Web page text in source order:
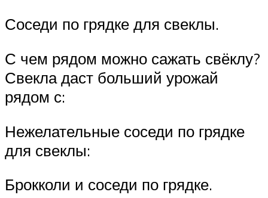
Соседи по грядке для свеклы.
С чем рядом можно сажать свёклу?
Свекла даст больший урожай
рядом с:
Нежелательные соседи по грядке
для свеклы:
Брокколи и соседи по грядке.